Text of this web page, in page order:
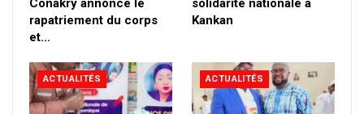
Conakry annonce le
rapatriement du corps
et…
solidarité nationale à
Kankan
ACTUALITÉS ACTUALITÉS